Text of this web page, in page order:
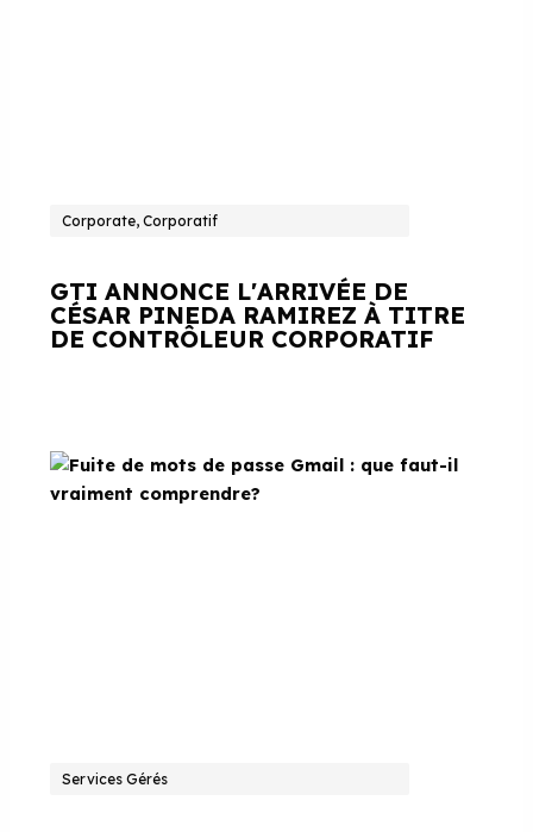
Corporate, Corporatif
GTI ANNONCE L'ARRIVÉE DE
CÉSAR PINEDA RAMIREZ À TITRE
DE CONTRÔLEUR CORPORATIF
Services Gérés